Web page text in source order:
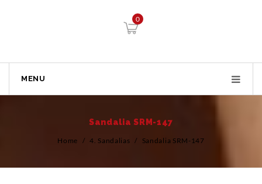
0
MENU
Sandalia SRM-147
Home / 4. Sandalias / Sandalia SRM-147